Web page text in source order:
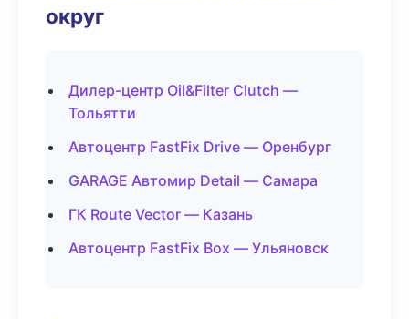
округ
Дилер-центр Oil&Filter Clutch —
Тольятти
Автоцентр FastFix Drive — Оренбург
GARAGE Автомир Detail — Самара
ГК Route Vector — Казань
Автоцентр FastFix Box — Ульяновск